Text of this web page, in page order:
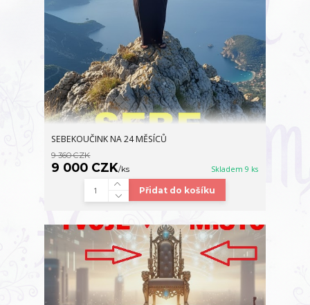
SEBEKOUČINK NA 24 MĚSÍCŮ
9 360 CZK
9 000 CZK/ks Skladem 9 ks
Přidat do košíku